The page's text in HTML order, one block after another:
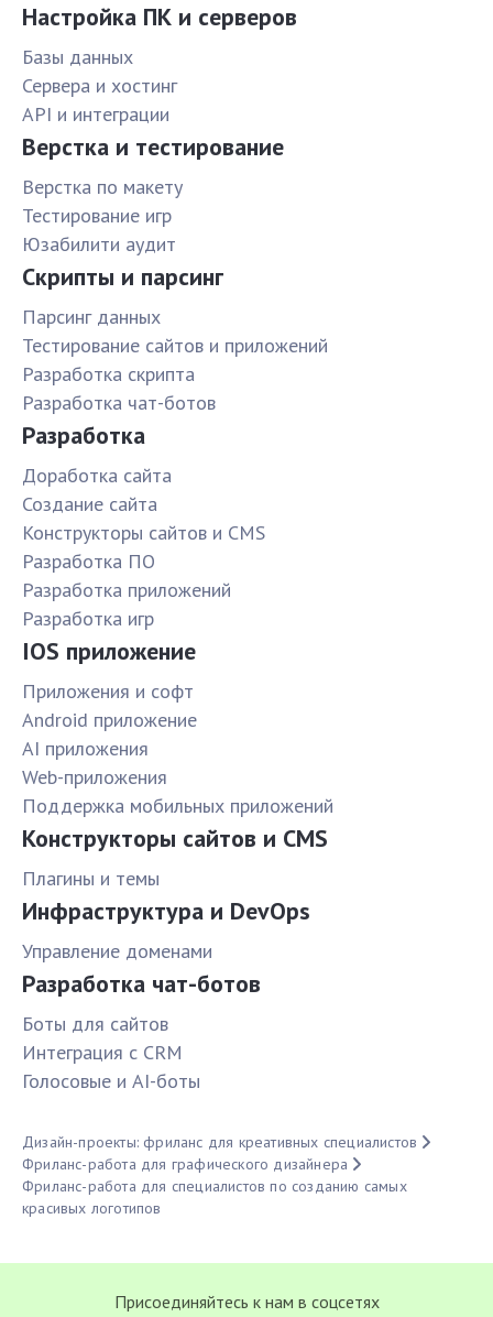
Настройка ПК и серверов
Базы данных
Сервера и хостинг
API и интеграции
Верстка и тестирование
Верстка по макету
Тестирование игр
Юзабилити аудит
Скрипты и парсинг
Парсинг данных
Тестирование сайтов и приложений
Разработка скрипта
Разработка чат-ботов
Разработка
Доработка сайта
Создание сайта
Конструкторы сайтов и CMS
Разработка ПО
Разработка приложений
Разработка игр
IOS приложение
Приложения и софт
Android приложение
AI приложения
Web-приложения
Поддержка мобильных приложений
Конструкторы сайтов и CMS
Плагины и темы
Инфраструктура и DevOps
Управление доменами
Разработка чат-ботов
Боты для сайтов
Интеграция с CRM
Голосовые и AI-боты
Дизайн-проекты: фриланс для креативных специалистов
Фриланс-работа для графического дизайнера
Фриланс-работа для специалистов по созданию самых
красивых логотипов
Присоединяйтесь к нам в соцсетях